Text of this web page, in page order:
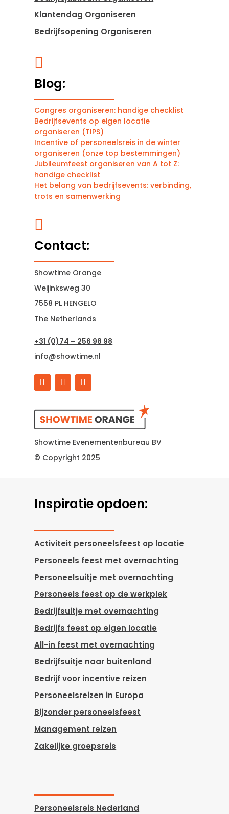
Klantendag Organiseren
Bedrijfsopening Organiseren

Blog:
Congres organiseren: handige checklist
Bedrijfsevents op eigen locatie
organiseren (TIPS)
Incentive of personeelsreis in de winter
organiseren (onze top bestemmingen)
Jubileumfeest organiseren van A tot Z:
handige checklist
Het belang van bedrijfsevents: verbinding,
trots en samenwerking

Contact:
Showtime Orange
Weijinksweg 30
7558 PL HENGELO
The Netherlands
+31 (0)74 – 256 98 98
info@showtime.nl
Showtime Evenementenbureau BV
© Copyright 2025
Inspiratie opdoen:
Activiteit personeelsfeest op locatie
Personeels feest met overnachting
Personeelsuitje met overnachting
Personeels feest op de werkplek
Bedrijfsuitje met overnachting
Bedrijfs feest op eigen locatie
All-in feest met overnachting
Bedrijfsuitje naar buitenland
Bedrijf voor incentive reizen
Personeelsreizen in Europa
Bijzonder personeelsfeest
Management reizen
Zakelijke groepsreis
Personeelsreis Nederland